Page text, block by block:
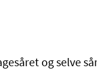
og selve